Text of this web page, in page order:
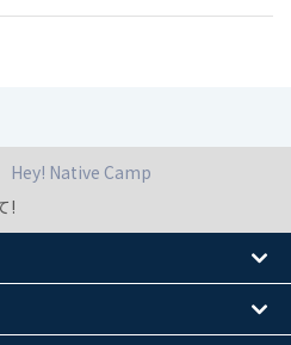
Hey! Native Camp
!